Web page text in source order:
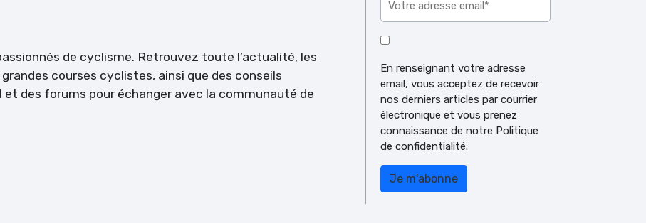
de cyclisme. Retrouvez toute l’actualité, les
courses cyclistes, ainsi que des conseils
des forums pour échanger avec la communauté de
En renseignant votre adresse
email, vous acceptez de recevoir
nos derniers articles par courrier
électronique et vous prenez
connaissance de notre Politique
de confidentialité.